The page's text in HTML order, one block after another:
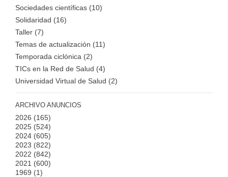
Sociedades científicas (10)
Solidaridad (16)
Taller (7)
Temas de actualización (11)
Temporada ciclónica (2)
TICs en la Red de Salud (4)
Universidad Virtual de Salud (2)
ARCHIVO ANUNCIOS
2026 (165)
2025 (524)
2024 (605)
2023 (822)
2022 (842)
2021 (600)
1969 (1)